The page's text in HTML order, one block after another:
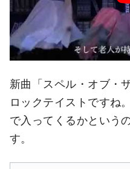
新曲「スペル・オブ・
ロックテイストですね
で入ってくるかという
す。